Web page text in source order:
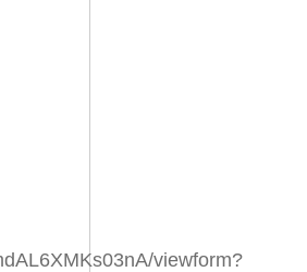
viewform?